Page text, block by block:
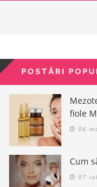
POSTĂRI
fiole
06
Cum
07